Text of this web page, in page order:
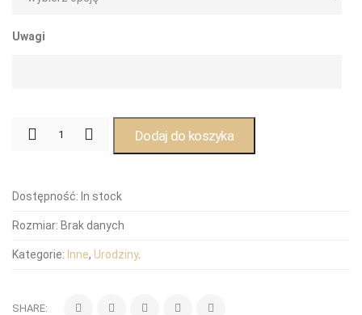
Uwagi
Dodaj do koszyka
Dostępność: In stock
Rozmiar: Brak danych
Kategorie: Inne, Urodziny.
SHARE: